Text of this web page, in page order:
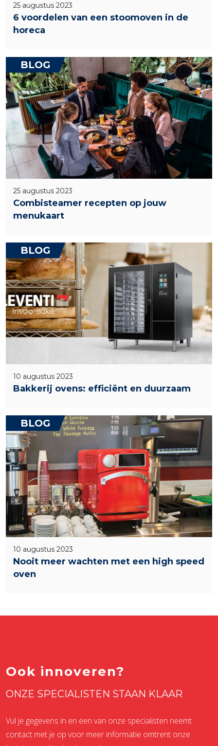
25 augustus 2023
6 voordelen van een stoomoven in de
horeca
BLOG
25 augustus 2023
Combisteamer recepten op jouw
menukaart
BLOG
10 augustus 2023
Bakkerij ovens: efficiënt en duurzaam
BLOG
10 augustus 2023
Nooit meer wachten met een high speed
oven
Ook innoveren?
ONZE SPECIALISTEN STAAN KLAAR
Vul je gegevens in en een van onze specialisten neemt
contact met je op voor meer informatie omtrent onze